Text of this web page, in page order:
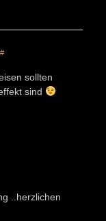
#
sollten
sind
..herzlichen